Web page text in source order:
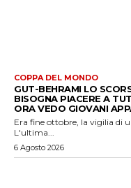
COPPA DEL MONDO
GUT-BEHRAMI LO
BISOGNA PIACERE A
ORA VEDO GIOVANI
Era fine ottobre, la vigilia di
L'ultima...
6 Agosto 2026